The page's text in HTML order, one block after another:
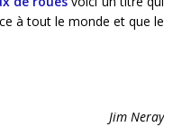
à tout le monde et que le
Jim Neray